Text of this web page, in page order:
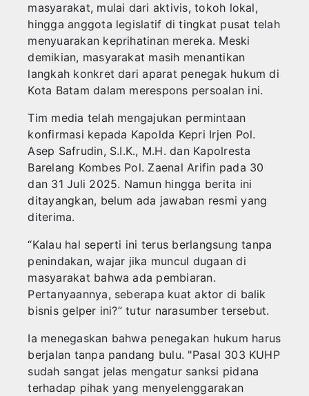
masyarakat, mulai dari aktivis, tokoh lokal,
hingga anggota legislatif di tingkat pusat telah
menyuarakan keprihatinan mereka. Meski
demikian, masyarakat masih menantikan
langkah konkret dari aparat penegak hukum di
Kota Batam dalam merespons persoalan ini.
Tim media telah mengajukan permintaan
konfirmasi kepada Kapolda Kepri Irjen Pol.
Asep Safrudin, S.I.K., M.H. dan Kapolresta
Barelang Kombes Pol. Zaenal Arifin pada 30
dan 31 Juli 2025. Namun hingga berita ini
ditayangkan, belum ada jawaban resmi yang
diterima.
“Kalau hal seperti ini terus berlangsung tanpa
penindakan, wajar jika muncul dugaan di
masyarakat bahwa ada pembiaran.
Pertanyaannya, seberapa kuat aktor di balik
bisnis gelper ini?” tutur narasumber tersebut.
Ia menegaskan bahwa penegakan hukum harus
berjalan tanpa pandang bulu. "Pasal 303 KUHP
sudah sangat jelas mengatur sanksi pidana
terhadap pihak yang menyelenggarakan